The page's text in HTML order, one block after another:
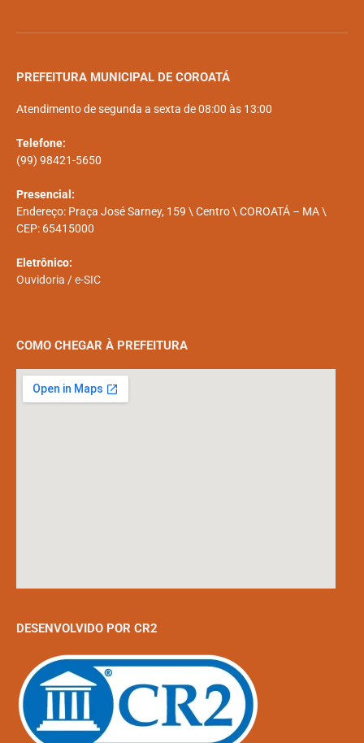
PREFEITURA MUNICIPAL DE COROATÁ
Atendimento de segunda a sexta de 08:00 às 13:00
Telefone:
(99) 98421-5650
Presencial:
Endereço: Praça José Sarney, 159 \ Centro \ COROATÁ – MA \
CEP: 65415000
Eletrônico:
Ouvidoria /e-SIC
COMO CHEGAR À PREFEITURA
DESENVOLVIDO POR CR2